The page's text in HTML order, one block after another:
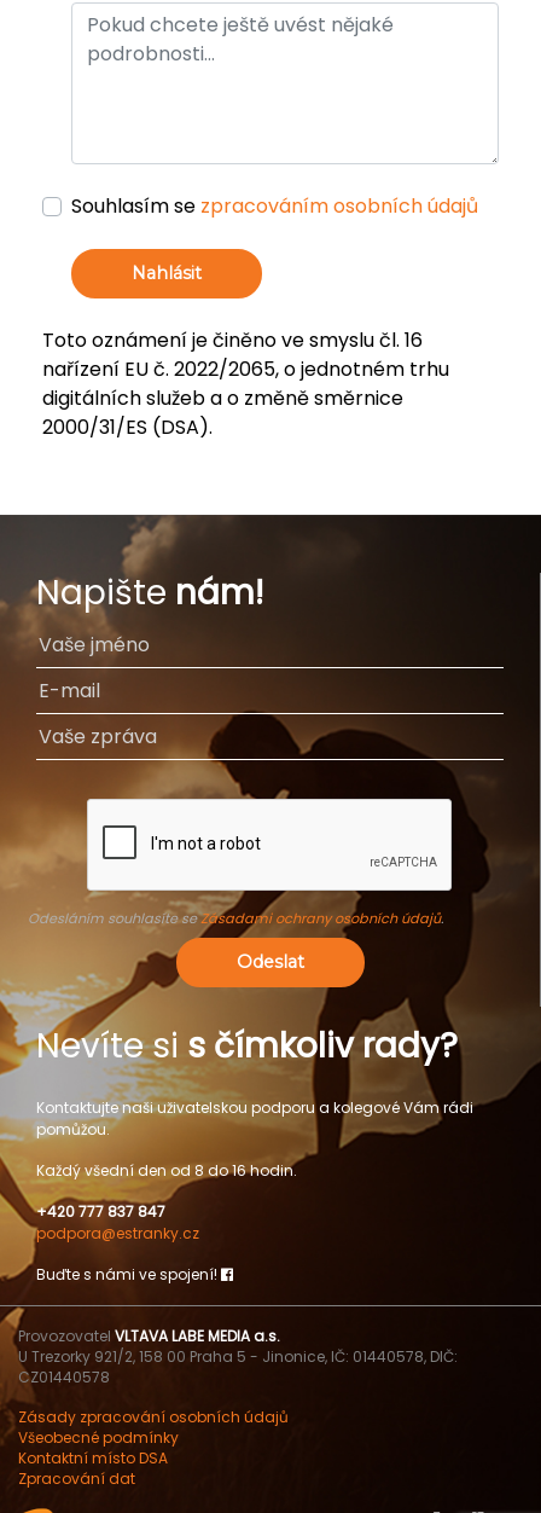
Souhlasím se zpracováním osobních údajů
Nahlásit
Toto oznámení je činěno ve smyslu čl. 16
nařízení EU č. 2022/2065, o jednotném trhu
digitálních služeb a o změně směrnice
2000/31/ES (DSA).
Napište nám!
Odesláním souhlasíte seZásadami ochrany osobních údajů.
Odeslat
Nevíte si s čímkoliv rady?
Kontaktujte naši uživatelskou podporu a kolegové Vám rádi
pomůžou.
Každý všední den od 8 do 16 hodin.
+420 777 837 847
podpora@estranky.cz
Buďte s námi ve spojení!
Provozovatel VLTAVA LABE MEDIA a.s.
U Trezorky 921/2, 158 00 Praha 5 - Jinonice, IČ: 01440578, DIČ:
CZ01440578
Zásady zpracování osobních údajů
Všeobecné podmínky
Kontaktní místo DSA
Zpracování dat